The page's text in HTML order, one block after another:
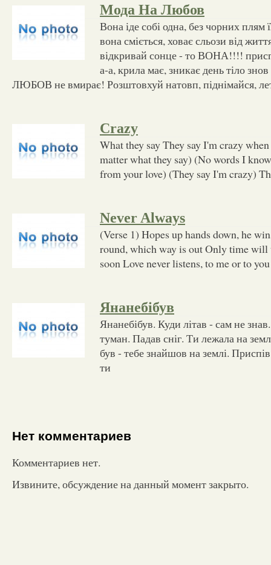
Мода На Любов
Вона іде собі одна, без чорних плям
вона сміється, ховає сльози від
відкривай сонце - то ВОНА!!!!
а-а, крила має, зникає день тіло
ЛЮБОВ не вмирає! Розштовхуй натовп, піднімайся,
Crazy
What they say They say I'm crazy
matter what they say) (No words I
from your love) (They say I'm crazy)
Never Always
(Verse 1) Hopes up hands down, he
round, which way is out Only time will
soon Love never listens, to me or to
Янанебiбув
Янанебібув. Куди літав - сам не
туман. Падав сніг. Ти лежала на
був - тебе знайшов на землі.
ти
Нет комментариев
Комментариев нет.
Извините, обсуждение на данный момент закрыто.